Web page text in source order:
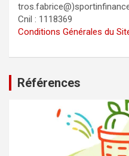
Cnil : 1118369
Conditions Générales du
Références